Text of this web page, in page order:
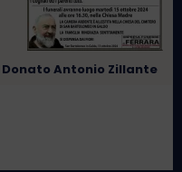
Donato Antonio Zillante